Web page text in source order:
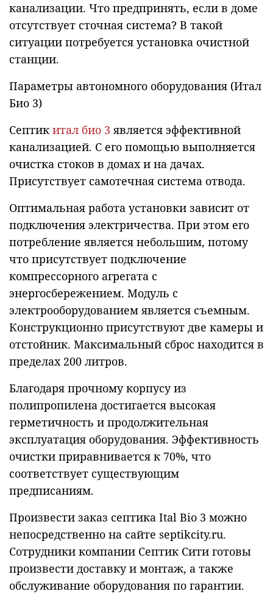
канализации. Что предпринять, если в доме
отсутствует сточная система? В такой
ситуации потребуется установка очистной
станции.
Параметры автономного оборудования (Итал
Био 3)
Септик итал био 3 является эффективной
канализацией. С его помощью выполняется
очистка стоков в домах и на дачах.
Присутствует самотечная система отвода.
Оптимальная работа установки зависит от
подключения электричества. При этом его
потребление является небольшим, потому
что присутствует подключение
компрессорного агрегата с
энергосбережением. Модуль с
электрооборудованием является съемным.
Конструкционно присутствуют две камеры и
отстойник. Максимальный сброс находится в
пределах 200 литров.
Благодаря прочному корпусу из
полипропилена достигается высокая
герметичность и продолжительная
эксплуатация оборудования. Эффективность
очистки приравнивается к 70%, что
соответствует существующим
предписаниям.
Произвести заказ септика Ital Bio 3 можно
непосредственно на сайте septikcity.ru.
Сотрудники компании Септик Сити готовы
произвести доставку и монтаж, а также
обслуживание оборудования по гарантии.